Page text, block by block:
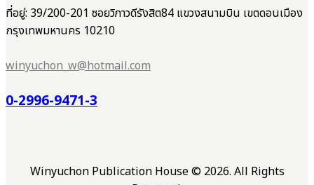
ที่อยู่: 39/200-201 ซอยวิภาวดีรังสิต84 แขวงสนามบิน เขตดอนเมือง
กรุงเทพมหานคร 10210
winyuchon_w@hotmail.com
0-2996-9471-3
Winyuchon Publication House © 2026. All Rights